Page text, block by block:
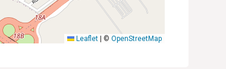
Leaflet © OpenStreetMap